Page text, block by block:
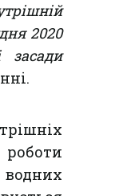
2020
засади